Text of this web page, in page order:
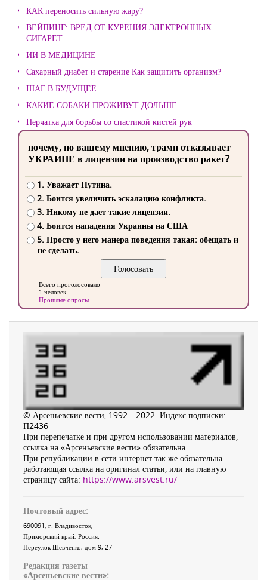
КАК переносить сильную жару?
ВЕЙПИНГ: ВРЕД ОТ КУРЕНИЯ ЭЛЕКТРОННЫХ
СИГАРЕТ
ИИ В МЕДИЦИНЕ
Сахарный диабет и старение Как защитить организм?
ШАГ В БУДУЩЕЕ
КАКИЕ СОБАКИ ПРОЖИВУТ ДОЛЬШЕ
Перчатка для борьбы со спастикой кистей рук
почему, по вашему мнению, трамп отказывает
УКРАИНЕ в лицензии на производство ракет?
1. Уважает Путина.
2. Боится увеличить эскалацию конфликта.
3. Никому не дает такие лицензии.
4. Боится нападения Украины на США
5. Просто у него манера поведения такая: обещать и
не сделать.
Всего проголосовало
1 человек
Прошлые опросы
© Арсеньевские вести, 1992—2022. Индекс подписки:
П2436
При перепечатке и при другом использовании материалов,
ссылка на «Арсеньевские вести» обязательна.
При републикации в сети интернет так же обязательна
работающая ссылка на оригинал статьи, или на главную
страницу сайта: https://www.arsvest.ru/
Почтовый адрес:
690091, г. Владивосток,
Приморский край, Россия.
Переулок Шевченко, дом 9, 27
Редакция газеты
«Арсеньевские вести»: